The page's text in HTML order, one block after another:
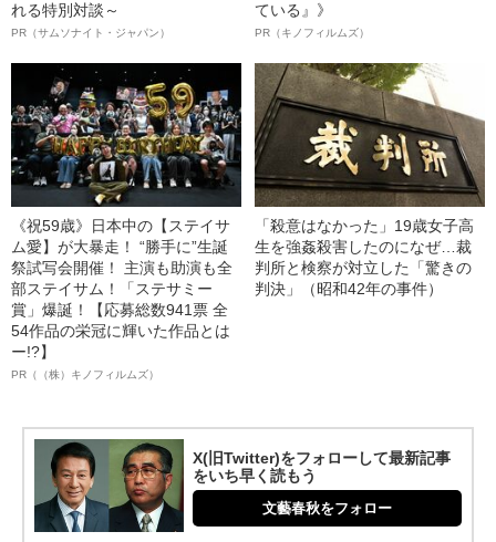
れる特別対談～
PR（サムソナイト・ジャパン）
ている』》
PR（キノフィルムズ）
《祝59歳》日本中の【ステイサ
ム愛】が大暴走！ “勝手に”生誕
祭試写会開催！ 主演も助演も全
部ステイサム！「ステサミー
賞」爆誕！【応募総数941票 全
54作品の栄冠に輝いた作品とは
ー!?】
PR（（株）キノフィルムズ）
「殺意はなかった」19歳女子高
生を強姦殺害したのになぜ…裁
判所と検察が対立した「驚きの
判決」（昭和42年の事件）
X(旧Twitter)をフォローして最新記事
をいち早く読もう
文藝春秋をフォロー